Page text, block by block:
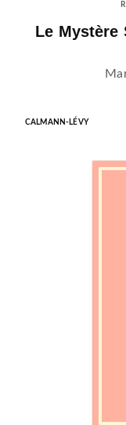
Le Mystère
CALMANN-LÉVY